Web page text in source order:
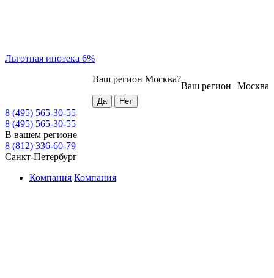
Льготная ипотека 6%
Москва
Ваш регион
Ваш регион Москва?
8 (495) 565-30-55
8 (495) 565-30-55
В вашем регионе
8 (812) 336-60-79
Санкт-Петербург
Компания Компания